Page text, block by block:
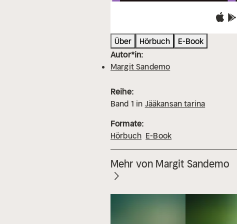
Über Hörbuch
E-Book
Autor*in:
Margit Sandemo
Reihe:
Band 1 in Jääkansan tarina
Formate:
Hörbuch E-Book
Mehr von Margit Sandemo